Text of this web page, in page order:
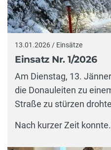
13.01.2026 / Einsätze
Einsatz Nr. 1/2026
Am Dienstag, 13.
die Donauleiten zu
Straße zu stürzen
Nach kurzer Zeit